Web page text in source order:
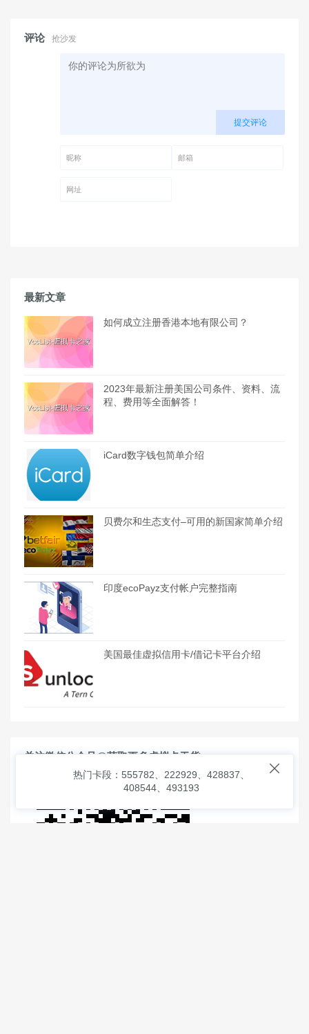
评论 抢沙发
提交评论
最新文章
如何成立注册香港本地有限公司？
2023年最新注册美国公司条件、资料、流
程、费用等全面解答！
iCard数字钱包简单介绍
贝费尔和生态支付–可用的新国家简单介绍
印度ecoPayz支付帐户完整指南
美国最佳虚拟信用卡/借记卡平台介绍
关注微信公众号@获取更多虚拟卡干货

热门卡段：555782、222929、428837、
408544、493193